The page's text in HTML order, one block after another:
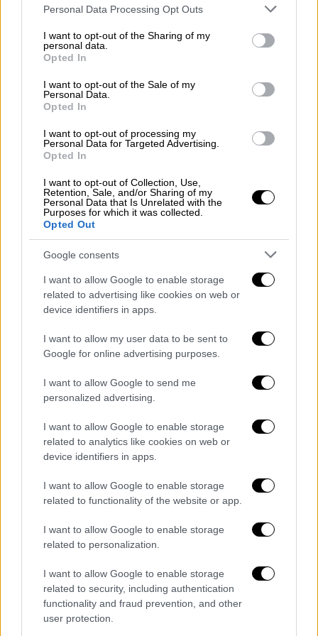
Please note that this website/app uses one or more Google
not limited to your visit or usage behaviour. You may click to
grant or deny consent to Google and its third-party tags to
use your data for below specified purposes in below Google
consent section.
Personal Data Processing Opt Outs
I want to opt-out of the Sharing of my
personal data.
Opted In
I want to opt-out of the Sale of my
Personal Data.
Opted In
I want to opt-out of processing my
Personal Data for Targeted Advertising.
Opted In
I want to opt-out of Collection, Use,
Retention, Sale, and/or Sharing of my
Personal Data that Is Unrelated with the
Purposes for which it was collected.
Opted Out
Google consents
I want to allow Google to enable storage
related to advertising like cookies on web or
device identifiers in apps.
I want to allow my user data to be sent to
Google for online advertising purposes.
I want to allow Google to send me
personalized advertising.
I want to allow Google to enable storage
related to analytics like cookies on web or
device identifiers in apps.
I want to allow Google to enable storage
related to functionality of the website or app.
I want to allow Google to enable storage
related to personalization.
I want to allow Google to enable storage
related to security, including authentication
functionality and fraud prevention, and other
user protection.
φοβούμενο από πιθανό πραξικόπημα μέχρι
προέδρου
πληροφοριών που είχε αποκτήσει το
αμερικανικό δίκτυο, οι ρωσικές υπηρεσίες
έχουν εγκαταστήσει συστήματα επιτήρησης
στα σπίτια στενών συνεργατών μετά από ένα
κύμα δολοφονιών κορυφαίων Ρώσων
στρατιωτικών αξιωματούχων και φόβους
για πραξικόπημα εις βάρος του Πούτιν από
«σκοτεινές δυνάμεις» που επιδιώκουν
αλλαγή εξουσίας.
Μάγειρες, σωματοφύλακες και φωτογράφοι
που εργάζονται με τον πρόεδρο
απαγορεύεται επίσης να χρησιμοποιούν τα
μέσα μαζικής μεταφοράς, αναφέρει ο
φάκελος.Οι επισκέπτες του επικεφαλής
του Κρεμλίνου πρέπει να ελέγχονται δύο